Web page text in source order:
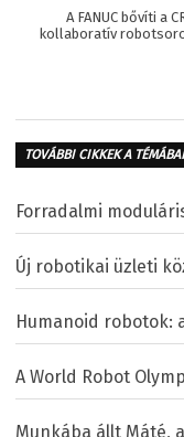
A FANUC bővíti a
kollaboratív
TOVÁBBI CIKKEK A
Forradalmi
Új robotikai üzleti
Humanoid robotok:
A World Robot
Munkába állt Máté,